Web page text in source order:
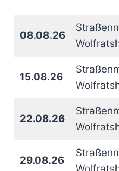
08.08.26
15.08.26
22.08.26
29.08.26